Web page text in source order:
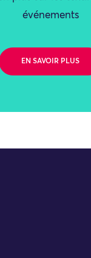
événements
EN SAVOIR PLUS